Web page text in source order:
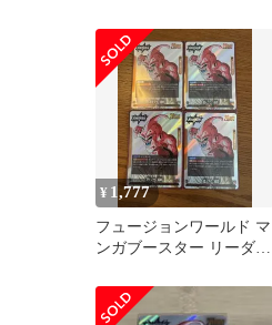
¥ 1,777
フュージョンワールド マ
ンガブースター リーダー